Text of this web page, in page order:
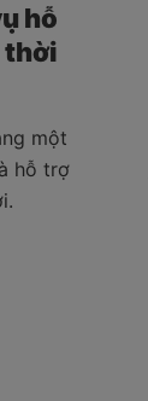
hỗ
thời
một
hỗ trợ